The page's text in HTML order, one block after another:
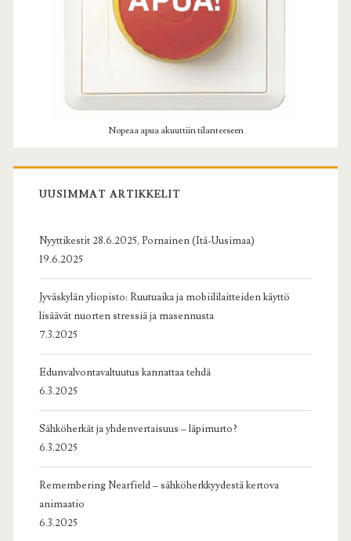
Nopeaa apua akuuttiin tilanteeseen
UUSIMMAT ARTIKKELIT
Nyyttikestit 28.6.2025, Pornainen (Itä-Uusimaa)
19.6.2025
Jyväskylän yliopisto: Ruutuaika ja mobiililaitteiden käyttö
lisäävät nuorten stressiä ja masennusta
7.3.2025
Edunvalvontavaltuutus kannattaa tehdä
6.3.2025
Sähköherkät ja yhdenvertaisuus – läpimurto?
6.3.2025
Remembering Nearfield – sähköherkkyydestä kertova
animaatio
6.3.2025